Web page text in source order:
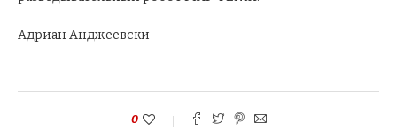
Адриан Анджеевски
0